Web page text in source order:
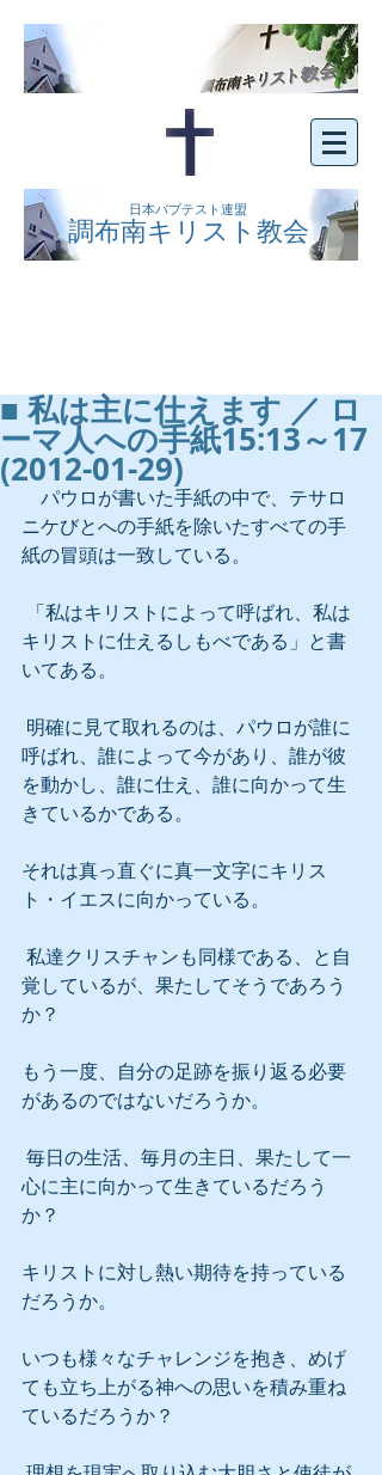
日本バプテスト連盟
調布南キリスト教会
■ 私は主に仕えます ／ ロ
ーマ人への手紙15:13～17
(2012-01-29)
パウロが書いた手紙の中で、テサロ
ニケびとへの手紙を除いたすべての手
紙の冒頭は一致している。
キリストに仕えるしもべである」と書
いてある。
呼ばれ、誰によって今があり、誰が彼
を動かし、誰に仕え、誰に向かって生
きているかである。
それは真っ直ぐに真一文字にキリス
ト・イエスに向かっている。
覚しているが、果たしてそうであろう
か？
もう一度、自分の足跡を振り返る必要
があるのではないだろうか。
心に主に向かって生きているだろう
か？
キリストに対し熱い期待を持っている
だろうか。
いつも様々なチャレンジを抱き、めげ
ても立ち上がる神への思いを積み重ね
ているだろうか？